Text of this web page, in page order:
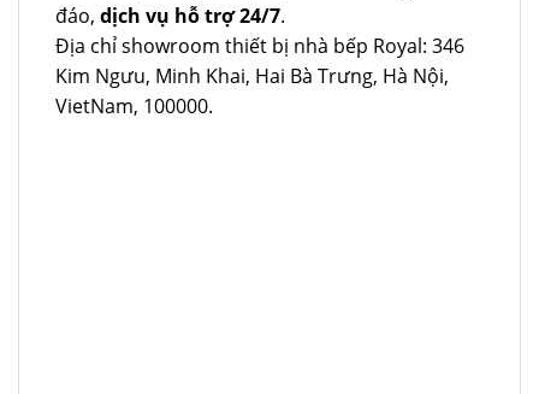
đáo, dịch vụ hỗ trợ 24/7.
Địa chỉ showroom thiết bị nhà bếp Royal: 346
Kim Ngưu, Minh Khai, Hai Bà Trưng, Hà Nội,
VietNam, 100000.